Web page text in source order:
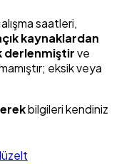
saatleri,
kaynaklardan
derlenmiştirve
eksik veya
bilgileri kendiniz